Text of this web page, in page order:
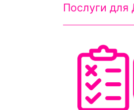
Послуги для